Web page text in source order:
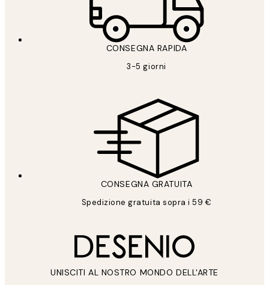
CONSEGNA RAPIDA
3-5 giorni
CONSEGNA GRATUITA
Spedizione gratuita sopra i 59 €
UNISCITI AL NOSTRO MONDO DELL'ARTE